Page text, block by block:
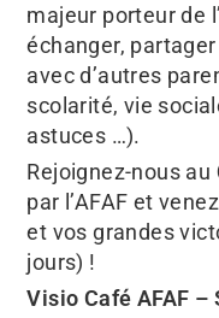
majeur porteur de
échanger,
avec d’autres
scolarité, vie
astuces …).
Rejoignez-nous au
par l’AFAF et
et vos grandes
jours) !
Visio Café AFAF –